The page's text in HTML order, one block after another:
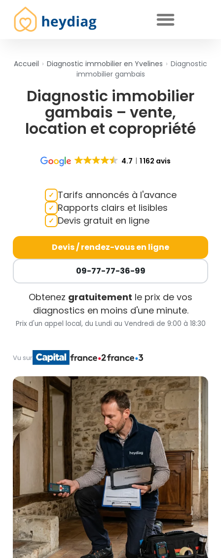
Accueil › Diagnostic immobilier en Yvelines › Diagnostic
immobilier gambais
Diagnostic immobilier
gambais – vente,
location et copropriété
4.7 1 162 avis
Tarifs annoncés à l'avance
Rapports clairs et lisibles
Devis gratuit en ligne
Devis / rendez-vous en ligne
09-77-77-36-99
Obtenez gratuitement le prix de vos
diagnostics en moins d'une minute.
Prix d'un appel local, du Lundi au Vendredi de 9:00 à 18:30
Vu sur